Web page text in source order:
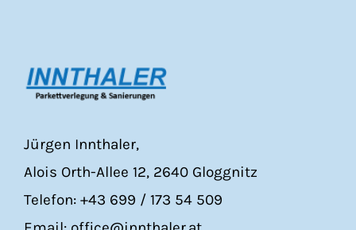
Jürgen Innthaler,
Alois Orth-Allee 12, 2640 Gloggnitz
Telefon: +43 699 / 173 54 509